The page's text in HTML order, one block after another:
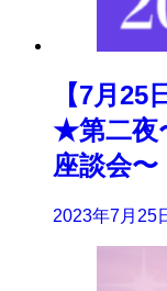
【7月
★第二夜
座談会〜
2023年7月25